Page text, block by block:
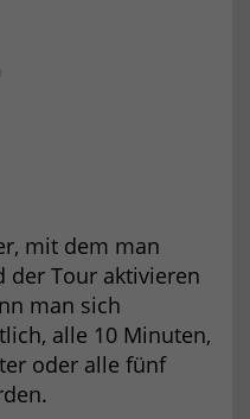
mit dem man
der Tour aktivieren
man sich
alle 10 Minuten,
oder alle fünf